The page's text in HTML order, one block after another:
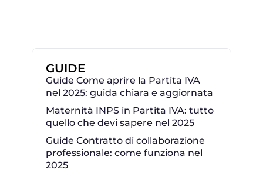
GUIDE
Guide Come aprire la Partita IVA
nel 2025: guida chiara e aggiornata
Maternità INPS in Partita IVA: tutto
quello che devi sapere nel 2025
Guide Contratto di collaborazione
professionale: come funziona nel
2025